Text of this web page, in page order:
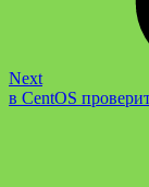
Next
в CentOS